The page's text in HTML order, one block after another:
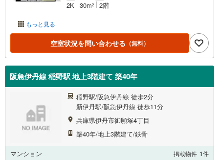
もっと見る
2K 30m2 2階
空室状況を問い合わせる （無料）
阪急伊丹線 稲野駅 地上3階建て 築40年
稲野駅/阪急伊丹線 徒歩2分
新伊丹駅/阪急伊丹線 徒歩11分
兵庫県伊丹市御願塚4丁目
築40年/地上3階建て/鉄骨
マンション 掲載物件 1件